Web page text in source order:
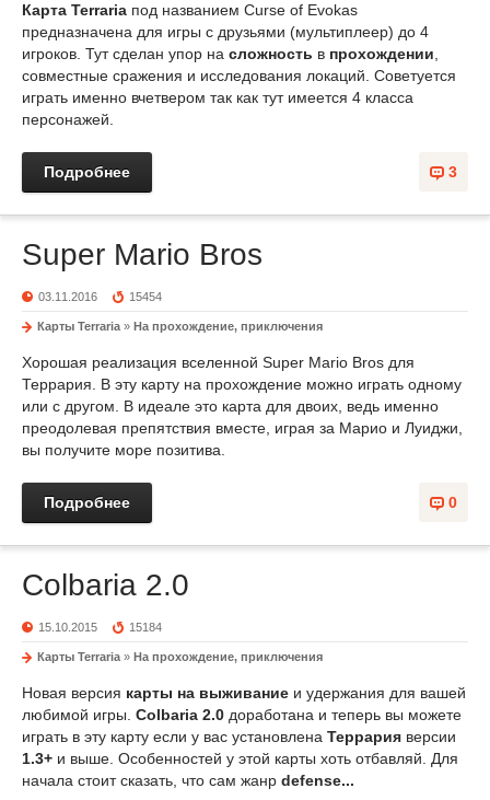
Карта Terraria под названием Curse of Evokas
предназначена для игры с друзьями (мультиплеер) до 4
игроков. Тут сделан упор на сложность в прохождении
совместные сражения и исследования локаций. Советуется
играть именно вчетвером так как тут имеется 4 класса
персонажей.
3
Подробнее
Super Mario Bros
03.11.2016 15454
Карты Terraria » На прохождение, приключения
Хорошая реализация вселенной Super Mario Bros для
Террария. В эту карту на прохождение можно играть одному
или с другом. В идеале это карта для двоих, ведь именно
преодолевая препятствия вместе, играя за Марио и Луиджи,
вы получите море позитива.
0
Подробнее
Colbaria 2.0
15.10.2015 15184
Карты Terraria » На прохождение, приключения
Новая версия карты на выживание и удержания для вашей
любимой игры. Colbaria 2.0 доработана и теперь вы можете
играть в эту карту если у вас установлена Террария версии
1.3+ и выше. Особенностей у этой карты хоть отбавляй. Для
начала стоит сказать, что сам жанр defense...